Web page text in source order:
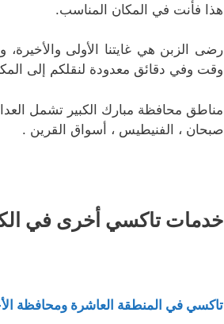
هذا فأنت في المكان المناسب.
رضى الزبن هي غايتنا الأولى
وقت وفي دقائق معدودة لنقلكم إلى
مناطق محافظة مبارك الكبير تشمل
صبحان ، الفنيطيس ، أسواق القرين .
خدمات تاكسي أخرى في
تاكسي في المنطقة العاشرة ومحافظة